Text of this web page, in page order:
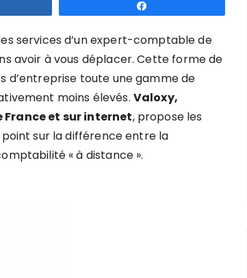
services d’un expert-comptable de
avoir à vous déplacer. Cette forme de
d’entreprise toute une gamme de
moins élevés. Valoxy,
et sur internet, propose les
sur la différence entre la
« à distance ».